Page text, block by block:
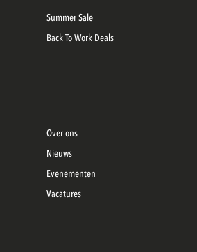
Summer Sale
Back To Work Deals
Over ons
Nieuws
Evenementen
Vacatures